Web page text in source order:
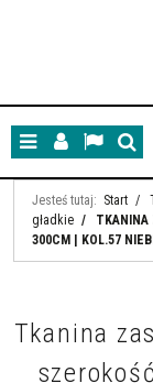
MenuPanelLang
Jesteś tutaj: Start /
gładkie /
TKANINA
300CM | KOL.57
Tkanina